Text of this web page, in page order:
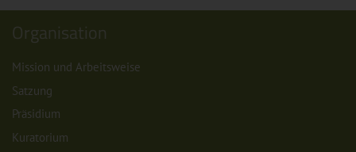
Organisation
Mission und Arbeitsweise
Satzung
Präsidium
Kuratorium